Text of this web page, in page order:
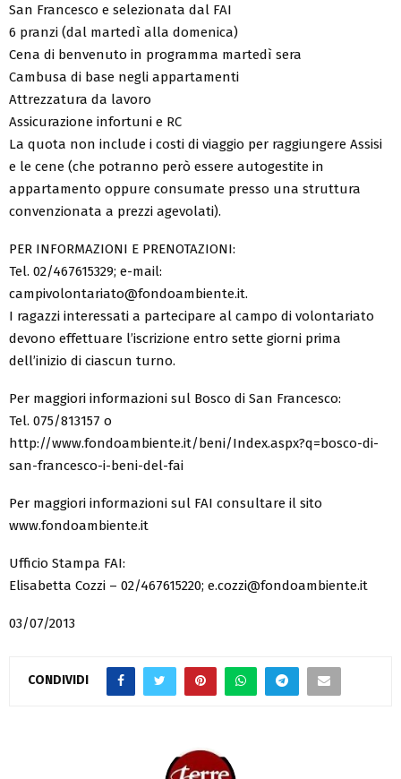
San Francesco e selezionata dal FAI
6 pranzi (dal martedì alla domenica)
Cena di benvenuto in programma martedì sera
Cambusa di base negli appartamenti
Attrezzatura da lavoro
Assicurazione infortuni e RC
La quota non include i costi di viaggio per raggiungere Assisi
e le cene (che potranno però essere autogestite in
appartamento oppure consumate presso una struttura
convenzionata a prezzi agevolati).
PER INFORMAZIONI E PRENOTAZIONI:
Tel. 02/467615329; e-mail:
campivolontariato@fondoambiente.it.
I ragazzi interessati a partecipare al campo di volontariato
devono effettuare l’iscrizione entro sette giorni prima
dell’inizio di ciascun turno.
Per maggiori informazioni sul Bosco di San Francesco:
Tel. 075/813157 o
http://www.fondoambiente.it/beni/Index.aspx?q=bosco-di-
san-francesco-i-beni-del-fai
Per maggiori informazioni sul FAI consultare il sito
www.fondoambiente.it
Ufficio Stampa FAI:
Elisabetta Cozzi – 02/467615220; e.cozzi@fondoambiente.it
03/07/2013
CONDIVIDI